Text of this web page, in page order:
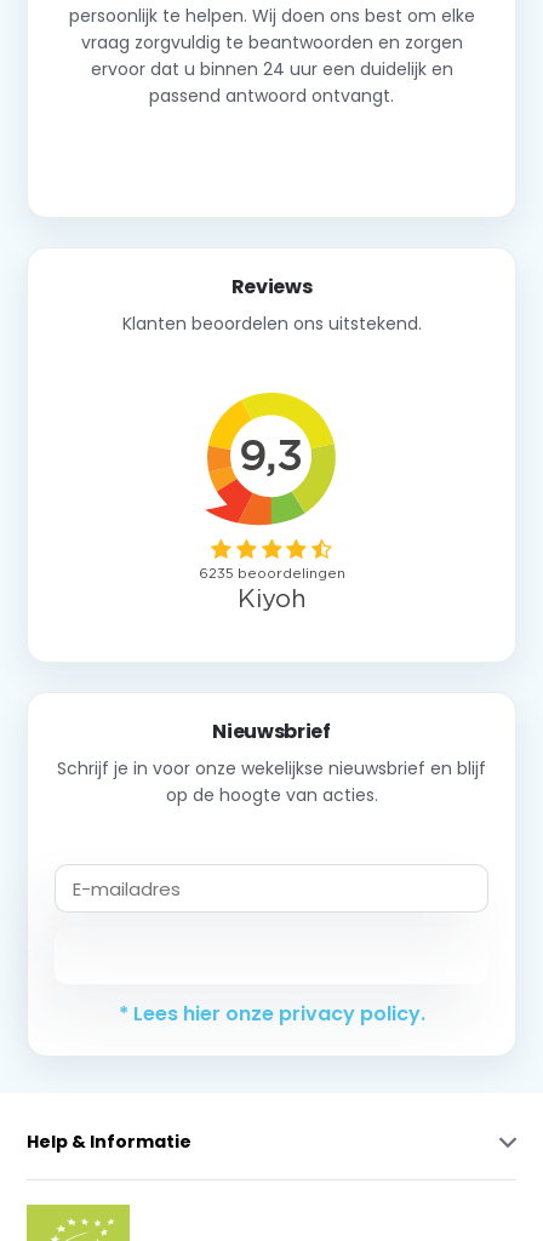
persoonlijk te helpen. Wij doen ons best om elke
vraag zorgvuldig te beantwoorden en zorgen
ervoor dat u binnen 24 uur een duidelijk en
passend antwoord ontvangt.
Reviews
Klanten beoordelen ons uitstekend.
Nieuwsbrief
Schrijf je in voor onze wekelijkse nieuwsbrief en blijf
op de hoogte van acties.
* Lees hier onze privacy policy.
Help & Informatie